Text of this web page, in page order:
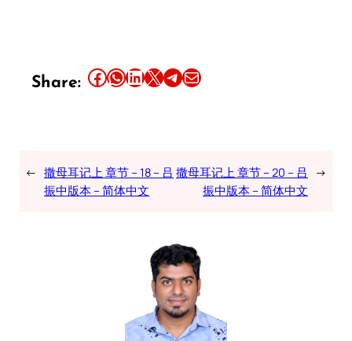
Share: Share this article on Facebook Share this article on WhatsApp Share this article on LinkedIn Share this article on X Share this article on TelegramEmail this Article
← 撒母耳记上 章节 – 18 – 吕
振中版本 – 简体中文
撒母耳记上 章节 – 20 – 吕
振中版本 – 简体中文
→